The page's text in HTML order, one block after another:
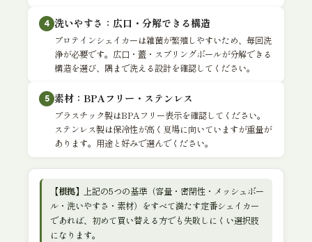
4 洗いやすさ：広口・分解できる構造
プロテインシェイカーは雑菌が繁殖しやすいため、毎回洗
浄が必要です。広口・蓋・スプリングボールが分解できる
構造を選び、隅まで洗える設計を確認してください。
5 素材：BPAフリー・ステンレス
プラスチック製はBPAフリー表示を確認してください。
ステンレス製は保冷性が高く夏場に向いていますが重量が
あります。用途と好みで選んでください。
【根拠】
上記の5つの基準（容量・密閉性・メッシュボー
ル・洗いやすさ・素材）をすべて満たす定番シェイカー
であれば、初めて買い替える方でも失敗しにくい選択肢
になります。